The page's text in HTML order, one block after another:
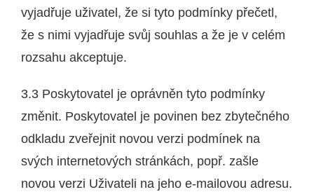
vyjadřuje uživatel, že si tyto podmínky přečetl,
že s nimi vyjadřuje svůj souhlas a že je v celém
rozsahu akceptuje.
3.3 Poskytovatel je oprávněn tyto podmínky
změnit. Poskytovatel je povinen bez zbytečného
odkladu zveřejnit novou verzi podmínek na
svých internetových stránkách, popř. zašle
novou verzi Uživateli na jeho e-mailovou adresu.